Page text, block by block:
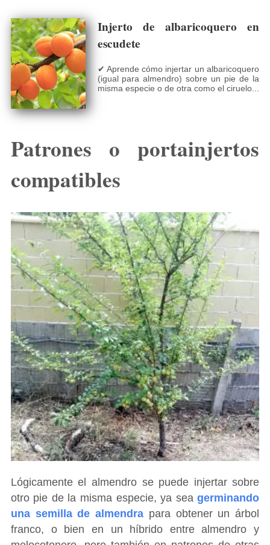
Injerto de albaricoquero en
escudete
✔ Aprende cómo injertar un albaricoquero
(igual para almendro) sobre un pie de la
misma especie o de otra como el ciruelo...
Patrones o portainjertos
compatibles
Lógicamente el almendro se puede injertar sobre
otro pie de la misma especie, ya seagerminando
una semilla de almendra para obtener un árbol
franco, o bien en un híbrido entre almendro y